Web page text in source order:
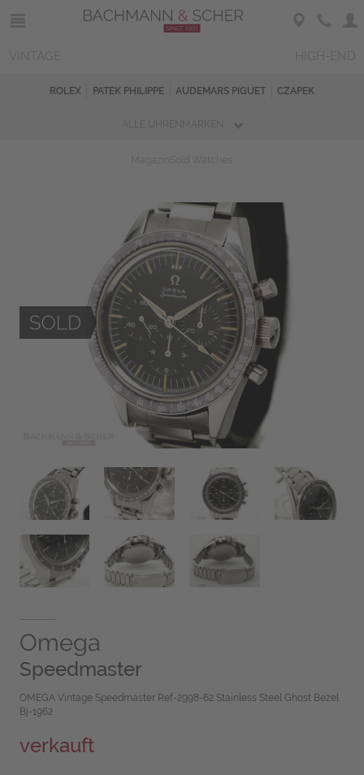
ROLEX PATEK PHILIPPE AUDEMARS PIGUET CZAPEK
Omega
Speedmaster
OMEGA Vintage Speedmaster Ref-2998-62 Stainless Steel Ghost Bezel
Bj-1962
verkauft